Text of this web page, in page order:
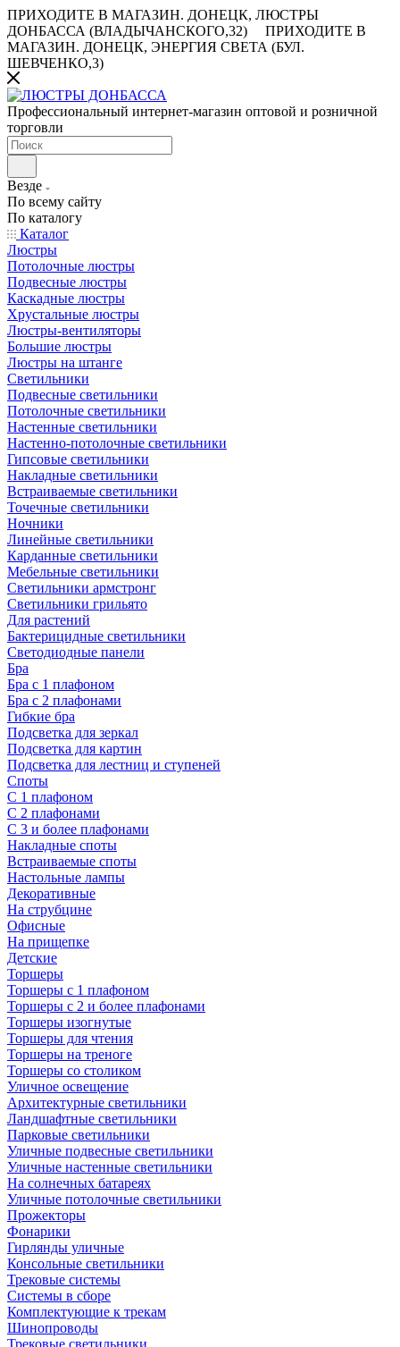
ПРИХОДИТЕ В МАГАЗИН. ДОНЕЦК, ЛЮСТРЫ
ДОНБАССА (ВЛАДЫЧАНСКОГО,32)
ПРИХОДИТЕ В
МАГАЗИН. ДОНЕЦК, ЭНЕРГИЯ СВЕТА (БУЛ.
ШЕВЧЕНКО,3)
Профессиональный интернет-магазин оптовой и розничной
торговли
Везде
По всему сайту
По каталогу
Каталог
Люстры
Потолочные люстры
Подвесные люстры
Каскадные люстры
Хрустальные люстры
Люстры-вентиляторы
Большие люстры
Люстры на штанге
Светильники
Подвесные светильники
Потолочные светильники
Настенные светильники
Настенно-потолочные светильники
Гипсовые светильники
Накладные светильники
Встраиваемые светильники
Точечные светильники
Ночники
Линейные светильники
Карданные светильники
Мебельные светильники
Светильники армстронг
Светильники грильято
Для растений
Бактерицидные светильники
Светодиодные панели
Бра
Бра с 1 плафоном
Бра с 2 плафонами
Гибкие бра
Подсветка для зеркал
Подсветка для картин
Подсветка для лестниц и ступеней
Споты
С 1 плафоном
С 2 плафонами
С 3 и более плафонами
Накладные споты
Встраиваемые споты
Настольные лампы
Декоративные
На струбцине
Офисные
На прищепке
Детские
Торшеры
Торшеры с 1 плафоном
Торшеры с 2 и более плафонами
Торшеры изогнутые
Торшеры для чтения
Торшеры на треноге
Торшеры со столиком
Уличное освещение
Архитектурные светильники
Ландшафтные светильники
Парковые светильники
Уличные подвесные светильники
Уличные настенные светильники
На солнечных батареях
Уличные потолочные светильники
Прожекторы
Фонарики
Гирлянды уличные
Консольные светильники
Трековые системы
Системы в сборе
Комплектующие к трекам
Шинопроводы
Трековые светильники